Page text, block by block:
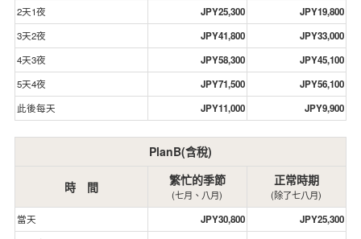
2天1夜 JPY25,300 JPY19,800
3天2夜 JPY41,800 JPY33,000
4天3夜 JPY58,300 JPY45,100
5天4夜 JPY71,500 JPY56,100
此後每天 JPY11,000 JPY9,900
PlanB(含稅)
時 間 繁忙的季節
(七月、八月)
正常時期
(除了七八月)
當天
JPY30,800 JPY25,300